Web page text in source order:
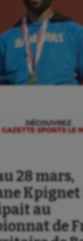
à la main
au poing
28 mars,
Kpignet
au
de